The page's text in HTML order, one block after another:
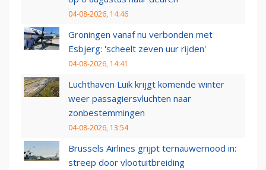
04-08-2026, 14:46
Groningen vanaf nu verbonden met
Esbjerg: 'scheelt zeven uur rijden'
04-08-2026, 14:41
Luchthaven Luik krijgt komende winter
weer passagiersvluchten naar
zonbestemmingen
04-08-2026, 13:54
Brussels Airlines grijpt ternauwernood in:
streep door vlootuitbreiding